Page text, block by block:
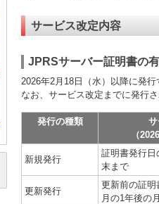
サービス改定内容
JPRSサーバー証明書の
2026年2月18日（水）以降に発
なお、サービス改定までに発行
発行の種類
（
新規発行
証明書発行日
末まで
更新発行
更新前の証明
月の1年後の